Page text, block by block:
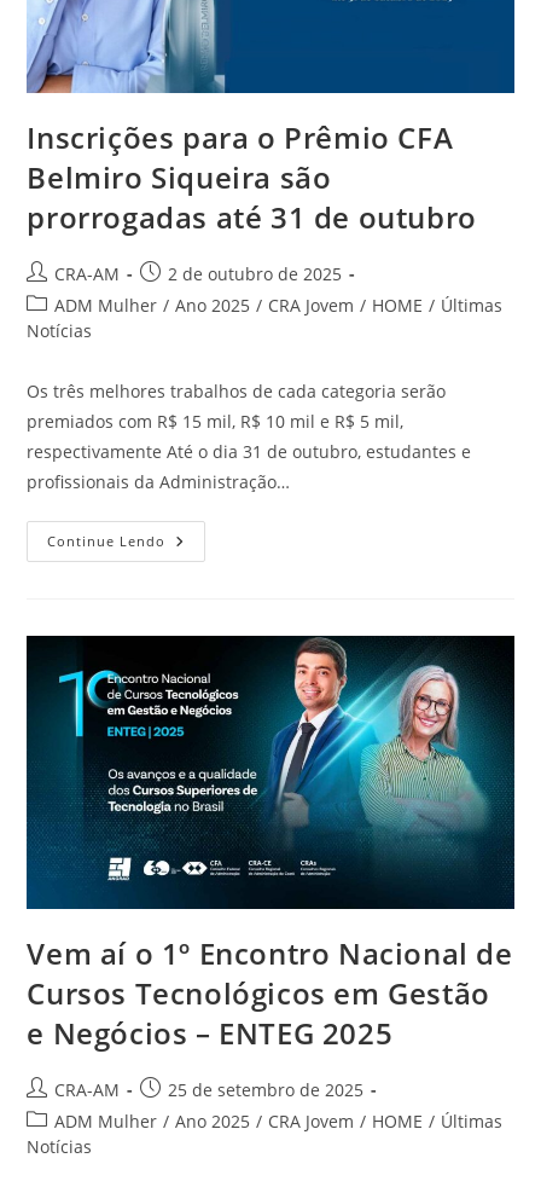
Inscrições para o Prêmio CFA
Belmiro Siqueira são
prorrogadas até 31 de outubro
CRA-AM
2 de outubro de 2025
ADM Mulher / Ano 2025 / CRA Jovem / HOME / Últimas
Notícias
Os três melhores trabalhos de cada categoria serão
premiados com R$ 15 mil, R$ 10 mil e R$ 5 mil,
respectivamente Até o dia 31 de outubro, estudantes e
profissionais da Administração…
Continue Lendo
Vem aí o 1º Encontro Nacional de
Cursos Tecnológicos em Gestão
e Negócios – ENTEG 2025
CRA-AM
25 de setembro de 2025
ADM Mulher / Ano 2025 / CRA Jovem / HOME / Últimas
Notícias